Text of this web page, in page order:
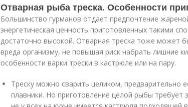
Отварная рыба треска. Особенности
Большинство гурманов отдает предпочтение
энергетическая ценность приготовленных такими
достаточно высокой. Отварная треска тоже может
вреда организму, не повышая риск набрать лишние
особенности варки трески в кастрюле или на пару.
Треску можно сварить целиком, предварительно
плавники. Но приготовление целой рыбы требует